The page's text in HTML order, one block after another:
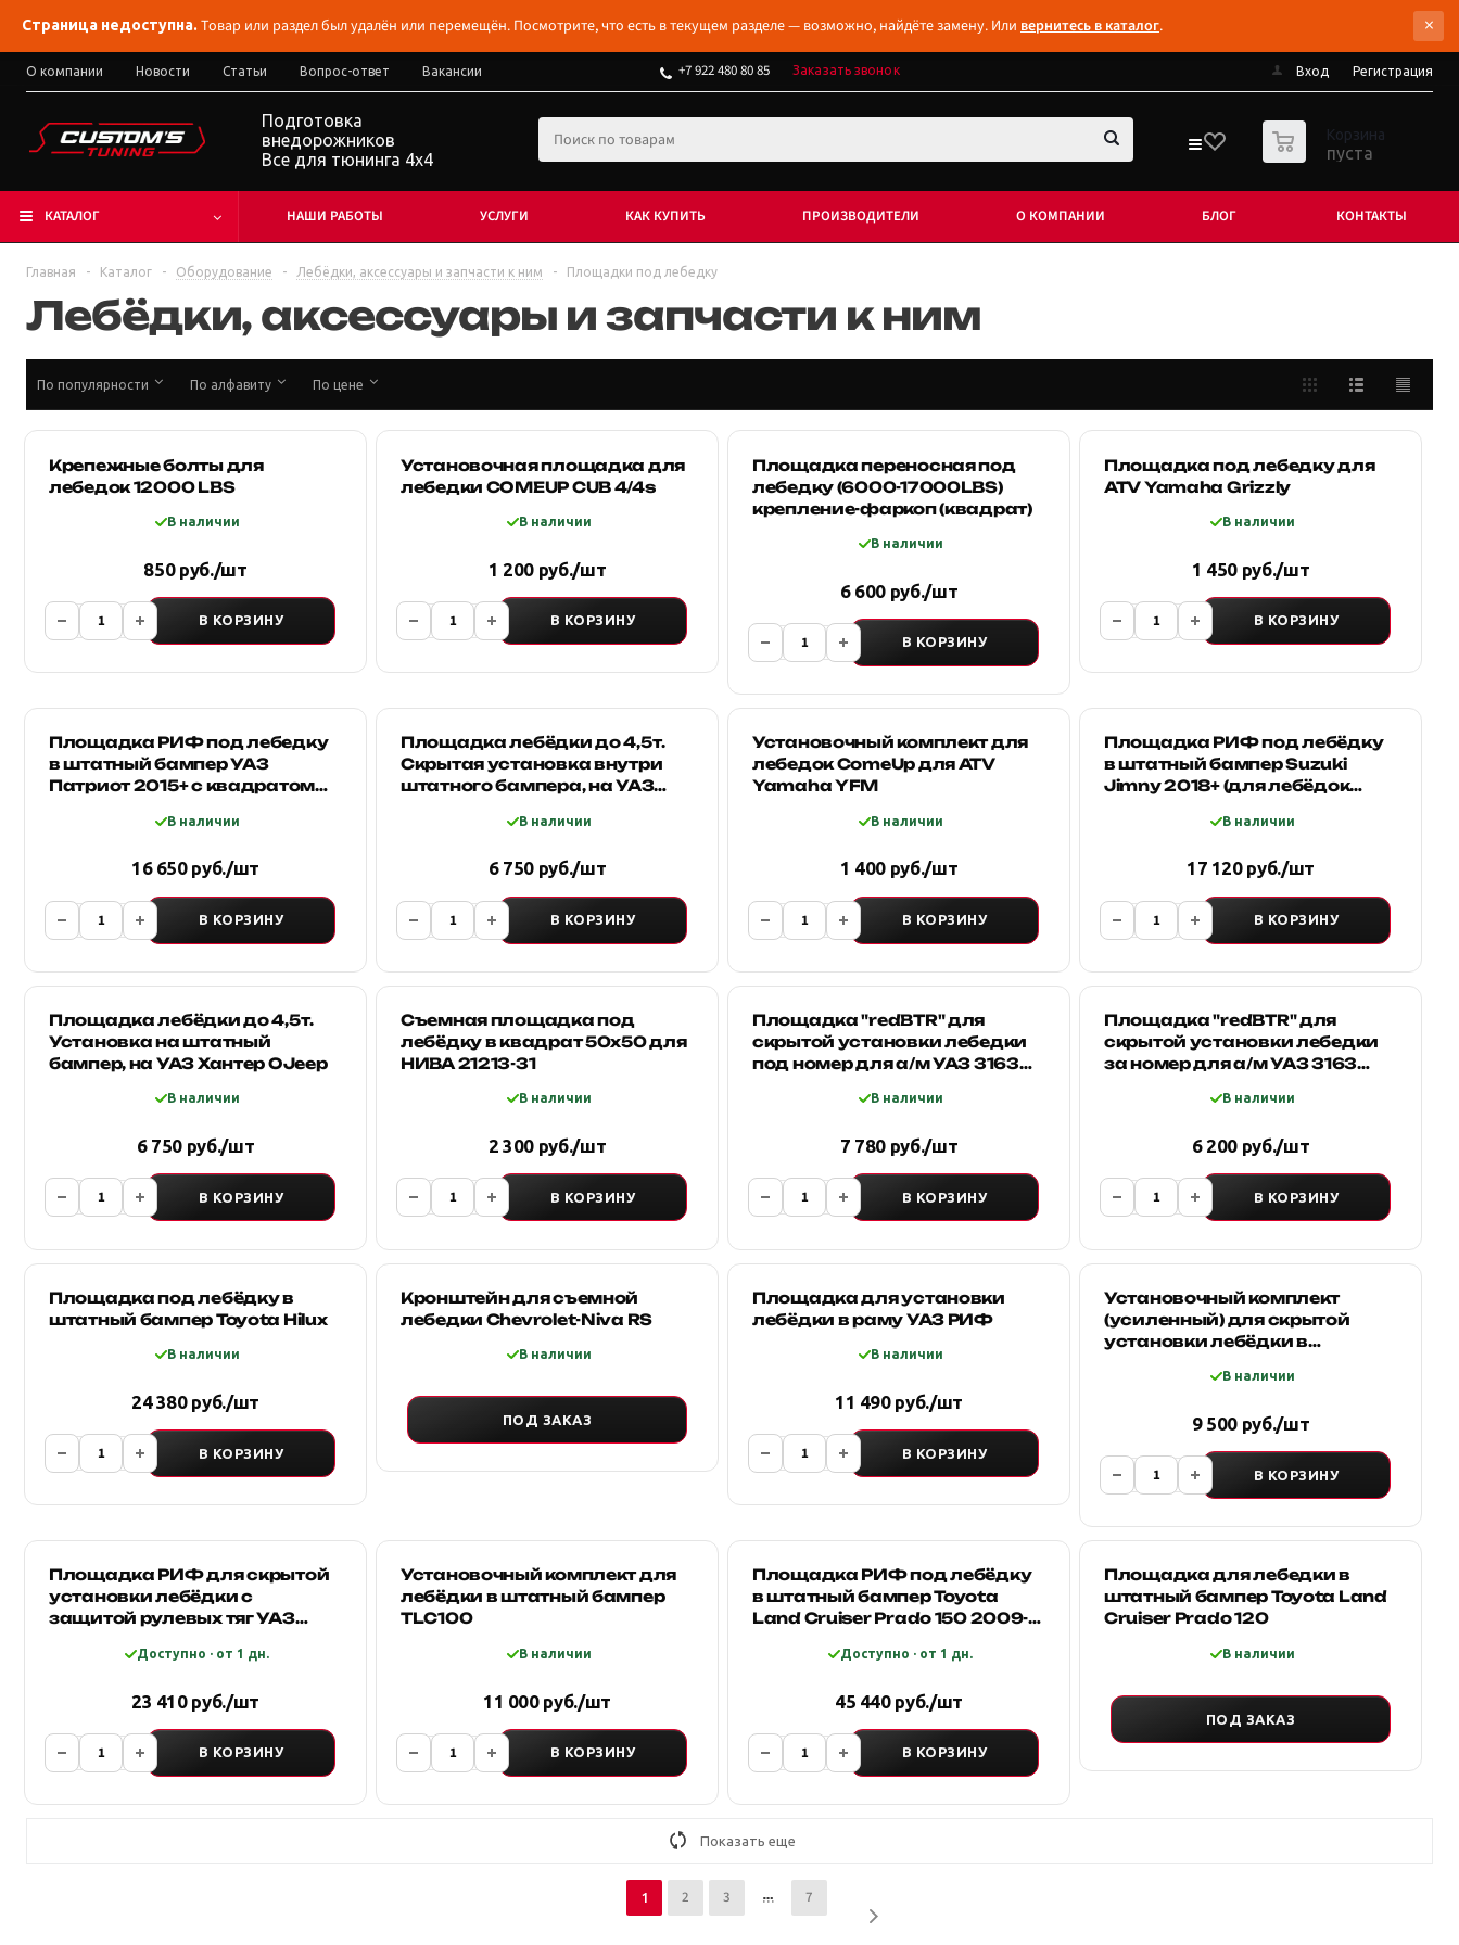
Страница недоступна. Товар или раздел был удалён или перемещён. Посмотрите, что есть в текущем разделе — возможно, найдёте замену. Или вернитесь в каталог. ×
О компании Новости Статьи Вопрос-ответ Вакансии +7 922 480 80 85 Заказать звонок Вход Регистрация
Подготовка
внедорожников
Все для тюнинга 4x4
0 Корзина
пуста
КАТАЛОГ НАШИ РАБОТЫ УСЛУГИ КАК КУПИТЬ ПРОИЗВОДИТЕЛИ О КОМПАНИИ БЛОГ КОНТАКТЫ
Главная - Каталог - Оборудование - Лебёдки, аксессуары и запчасти к ним - Площадки под лебедку
Лебёдки, аксессуары и запчасти к ним
По популярности По алфавиту По цене
Крепежные болты для
лебедок 12000 LBS
В наличии
850 руб./шт
В КОРЗИНУ
Установочная площадка для
лебедки COMEUP CUB 4/4s
В наличии
1 200 руб./шт
В КОРЗИНУ
Площадка переносная под
лебедку (6000-17000LBS)
крепление-фаркоп (квадрат)
В наличии
6 600 руб./шт
В КОРЗИНУ
Площадка под лебедку для
ATV Yamaha Grizzly
В наличии
1 450 руб./шт
В КОРЗИНУ
Площадка РИФ под лебедку
в штатный бампер УАЗ
Патриот 2015+ с квадратом
В наличии
16 650 руб./шт
В КОРЗИНУ
Площадка лебёдки до 4,5т.
Скрытая установка внутри
штатного бампера, на УАЗ
В наличии
6 750 руб./шт
В КОРЗИНУ
Установочный комплект для
лебедок ComeUp для ATV
Yamaha YFM
В наличии
1 400 руб./шт
В КОРЗИНУ
Площадка РИФ под лебёдку
в штатный бампер Suzuki
Jimny 2018+ (для лебёдок
В наличии
17 120 руб./шт
В КОРЗИНУ
Площадка лебёдки до 4,5т.
Установка на штатный
бампер, на УАЗ Хантер OJeep
В наличии
6 750 руб./шт
В КОРЗИНУ
Съемная площадка под
лебёдку в квадрат 50х50 для
НИВА 21213-31
В наличии
2 300 руб./шт
В КОРЗИНУ
Площадка "redBTR" для
скрытой установки лебедки
под номер для а/м УАЗ 3163
В наличии
7 780 руб./шт
В КОРЗИНУ
Площадка "redBTR" для
скрытой установки лебедки
за номер для а/м УАЗ 3163
В наличии
6 200 руб./шт
В КОРЗИНУ
Площадка под лебёдку в
штатный бампер Toyota Hilux
В наличии
24 380 руб./шт
В КОРЗИНУ
Кронштейн для съемной
лебедки Chevrolet-Niva RS
В наличии
ПОД ЗАКАЗ
Площадка для установки
лебёдки в раму УАЗ РИФ
В наличии
11 490 руб./шт
В КОРЗИНУ
Установочный комплект
(усиленный) для скрытой
установки лебёдки в
В наличии
9 500 руб./шт
В КОРЗИНУ
Площадка РИФ для скрытой
установки лебёдки с
защитой рулевых тяг УАЗ
Доступно · от 1 дн.
23 410 руб./шт
В КОРЗИНУ
Установочный комплект для
лебёдки в штатный бампер
TLC100
В наличии
11 000 руб./шт
В КОРЗИНУ
Площадка РИФ под лебёдку
в штатный бампер Toyota
Land Cruiser Prado 150 2009-
Доступно · от 1 дн.
45 440 руб./шт
В КОРЗИНУ
Площадка для лебедки в
штатный бампер Toyota Land
Cruiser Prado 120
В наличии
ПОД ЗАКАЗ
Показать еще
1 2 3 7